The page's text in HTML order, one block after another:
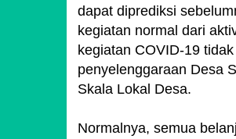
dapat diprediksi
kegiatan normal dari
kegiatan COVID-19
penyelenggaraan Desa
Skala Lokal Desa.
Normalnya, semua